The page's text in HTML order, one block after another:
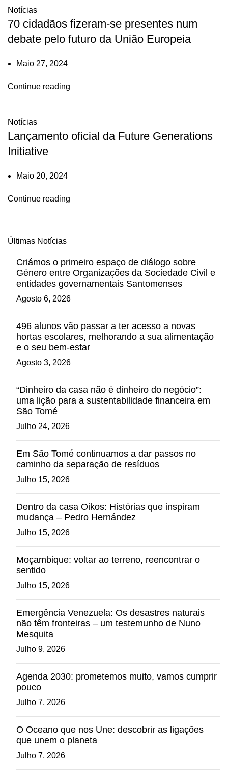
Notícias
70 cidadãos fizeram-se presentes num
debate pelo futuro da União Europeia
Maio 27, 2024
Continue reading
Notícias
Lançamento oficial da Future Generations
Initiative
Maio 20, 2024
Continue reading
Últimas Notícias
Criámos o primeiro espaço de diálogo sobre
Género entre Organizações da Sociedade Civil e
entidades governamentais Santomenses
Agosto 6, 2026
496 alunos vão passar a ter acesso a novas
hortas escolares, melhorando a sua alimentação
e o seu bem-estar
Agosto 3, 2026
“Dinheiro da casa não é dinheiro do negócio”:
uma lição para a sustentabilidade financeira em
São Tomé
Julho 24, 2026
Em São Tomé continuamos a dar passos no
caminho da separação de resíduos
Julho 15, 2026
Dentro da casa Oikos: Histórias que inspiram
mudança – Pedro Hernández
Julho 15, 2026
Moçambique: voltar ao terreno, reencontrar o
sentido
Julho 15, 2026
Emergência Venezuela: Os desastres naturais
não têm fronteiras – um testemunho de Nuno
Mesquita
Julho 9, 2026
Agenda 2030: prometemos muito, vamos cumprir
pouco
Julho 7, 2026
O Oceano que nos Une: descobrir as ligações
que unem o planeta
Julho 7, 2026